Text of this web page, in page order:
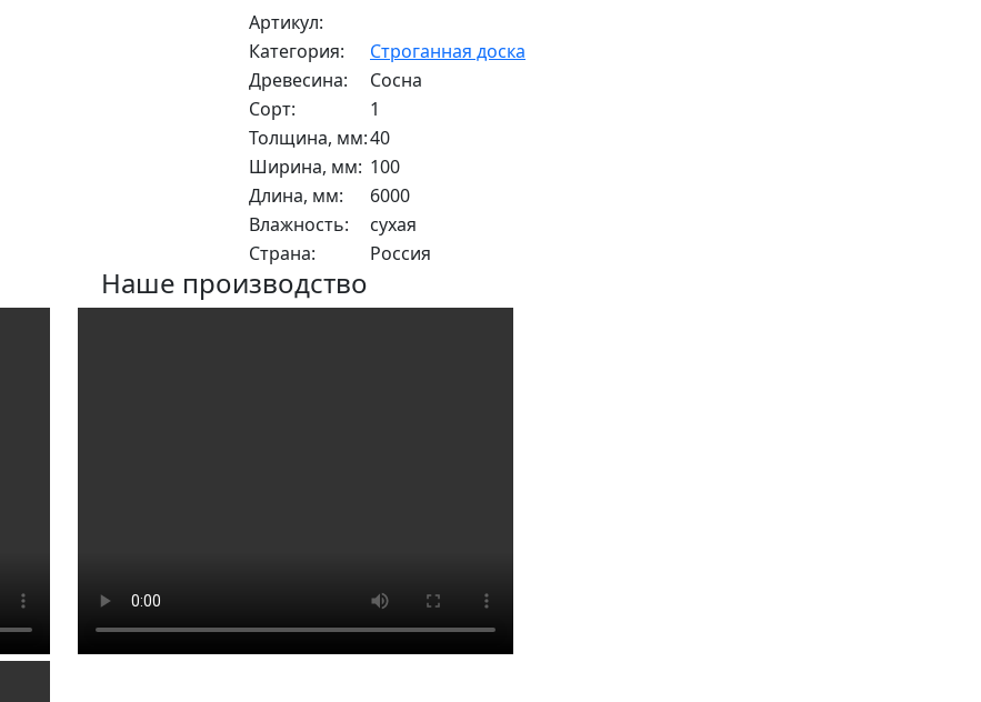
Артикул:
Категория:
Строганная доска
Древесина:
Сосна
Сорт:
1
Толщина, мм:40
Ширина, мм: 100
Длина, мм:
6000
Влажность:
сухая
Страна:
Россия
Наше производство